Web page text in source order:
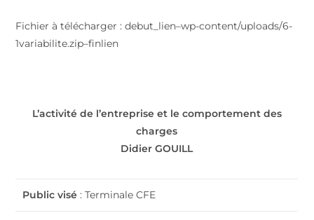
Fichier à télécharger : debut_lien–wp-content/uploads/6-
1variabilite.zip–finlien
L’activité de l’entreprise et le comportement des
charges
Didier GOUILL
Public visé : Terminale CFE